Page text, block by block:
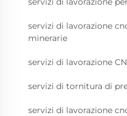
servizi di lavorazione
minerarie
servizi di lavorazione
servizi di tornitura di
servizi di lavorazione